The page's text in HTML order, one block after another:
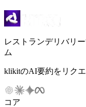
レストランデリバリ
ム
klikitのAI要約をリクエ
コア